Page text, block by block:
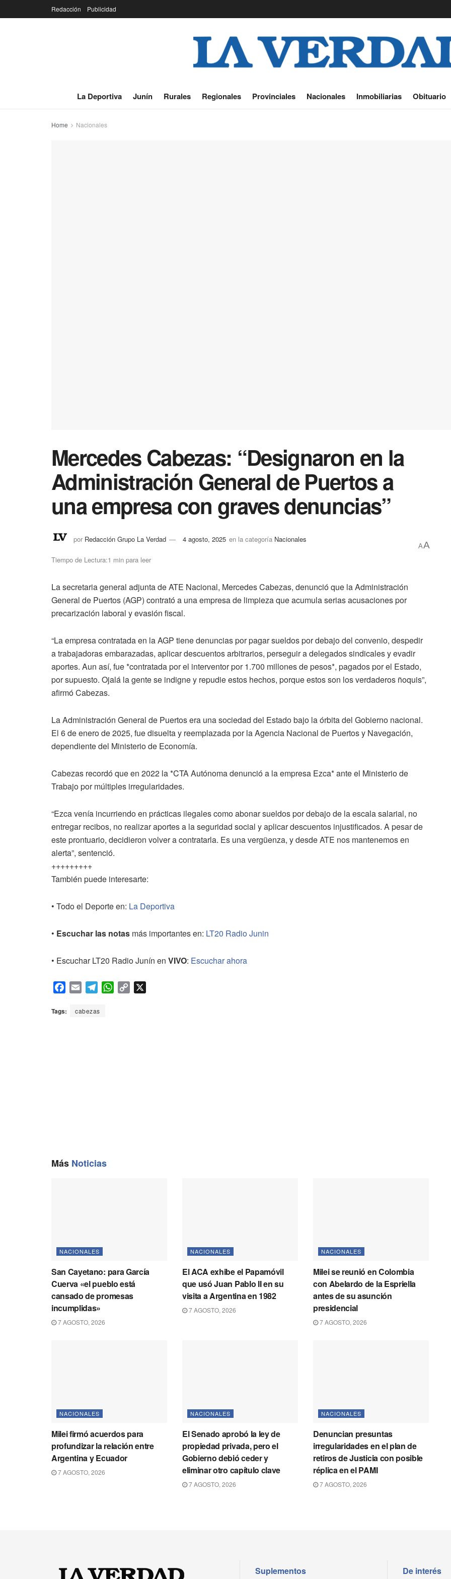
Redacción Publicidad
La Deportiva Junín Rurales Regionales Provinciales Nacionales Inmobiliarias Obituario
Home Nacionales
Mercedes Cabezas: “Designaron en la
Administración General de Puertos a
una empresa con graves denuncias”
por Redacción Grupo La Verdad 4 agosto, 2025 en la categoría Nacionales
Tiempo de Lectura:1 min para leer
AA
La secretaria general adjunta de ATE Nacional, Mercedes Cabezas, denunció que la Administración
General de Puertos (AGP) contrató a una empresa de limpieza que acumula serias acusaciones por
precarización laboral y evasión fiscal.
“La empresa contratada en la AGP tiene denuncias por pagar sueldos por debajo del convenio, despedir
a trabajadoras embarazadas, aplicar descuentos arbitrarios, perseguir a delegados sindicales y evadir
aportes. Aun así, fue *contratada por el interventor por 1.700 millones de pesos*, pagados por el Estado,
por supuesto. Ojalá la gente se indigne y repudie estos hechos, porque estos son los verdaderos ñoquis”,
afirmó Cabezas.
La Administración General de Puertos era una sociedad del Estado bajo la órbita del Gobierno nacional.
El 6 de enero de 2025, fue disuelta y reemplazada por la Agencia Nacional de Puertos y Navegación,
dependiente del Ministerio de Economía.
Cabezas recordó que en 2022 la *CTA Autónoma denunció a la empresa Ezca* ante el Ministerio de
Trabajo por múltiples irregularidades.
“Ezca venía incurriendo en prácticas ilegales como abonar sueldos por debajo de la escala salarial, no
entregar recibos, no realizar aportes a la seguridad social y aplicar descuentos injustificados. A pesar de
este prontuario, decidieron volver a contratarla. Es una vergüenza, y desde ATE nos mantenemos en
alerta”, sentenció.
+++++++++
También puede interesarte:
• Todo el Deporte en: La Deportiva
• Escuchar las notas más importantes en: LT20 Radio Junin
• Escuchar LT20 Radio Junín en VIVO: Escuchar ahora
c
a
l
W
Tags: cabezas
Más Noticias
NACIONALES
San Cayetano: para García
Cuerva «el pueblo está
cansado de promesas
incumplidas»
7 AGOSTO, 2026
NACIONALES
El ACA exhibe el Papamóvil
que usó Juan Pablo II en su
visita a Argentina en 1982
7 AGOSTO, 2026
NACIONALES
Milei se reunió en Colombia
con Abelardo de la Espriella
antes de su asunción
presidencial
7 AGOSTO, 2026
NACIONALES
Milei firmó acuerdos para
profundizar la relación entre
Argentina y Ecuador
7 AGOSTO, 2026
NACIONALES
El Senado aprobó la ley de
propiedad privada, pero el
Gobierno debió ceder y
eliminar otro capítulo clave
7 AGOSTO, 2026
NACIONALES
Denuncian presuntas
irregularidades en el plan de
retiros de Justicia con posible
réplica en el PAMI
7 AGOSTO, 2026
Suplementos De interés